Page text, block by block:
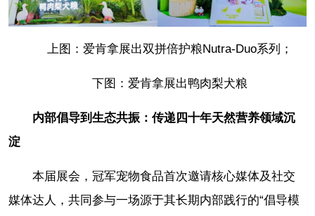
上图：爱肯拿展出双拼倍护粮Nutra-Duo系列；
下图：爱肯拿展出鸭肉梨犬粮
内部倡导到生态共振：传递四十年天然营养领域沉
淀
本届展会，冠军宠物食品首次邀请核心媒体及社交
媒体达人，共同参与一场源于其长期内部践行的“倡导模